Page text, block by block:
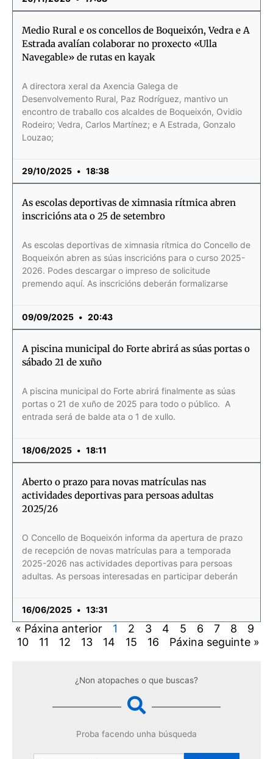
Medio Rural e os concellos de Boqueixón, Vedra e A
Estrada avalían colaborar no proxecto «Ulla
Navegable» de rutas en kayak
A directora xeral da Axencia Galega de
Desenvolvemento Rural, Paz Rodríguez, mantivo un
encontro de traballo cos alcaldes de Boqueixón, Ovidio
Rodeiro; Vedra, Carlos Martínez; e A Estrada, Gonzalo
Louzao;
29/10/2025 18:38
As escolas deportivas de ximnasia rítmica abren
inscricións ata o 25 de setembro
As escolas deportivas de ximnasia rítmica do Concello de
Boqueixón abren as súas inscricións para o curso 2025-
2026. Podes descargar o impreso de solicitude
premendo aquí. As inscricións deberán formalizarse
09/09/2025 20:43
A piscina municipal do Forte abrirá as súas portas o
sábado 21 de xuño
A piscina municipal do Forte abrirá finalmente as súas
portas o 21 de xuño de 2025 para todo o público. A
entrada será de balde ata o 1 de xullo.
18/06/2025 18:11
Aberto o prazo para novas matrículas nas
actividades deportivas para persoas adultas
2025/26
O Concello de Boqueixón informa da apertura de prazo
de recepción de novas matrículas para a temporada
2025-2026 nas actividades deportivas para persoas
adultas. As persoas interesadas en participar deberán
16/06/2025 13:31
« Páxina anterior 1 2 3 4 5 6 7 8
9
10
11 12 13 14 15 16 Páxina seguinte »
¿Non atopaches o que buscas?
Proba facendo unha búsqueda